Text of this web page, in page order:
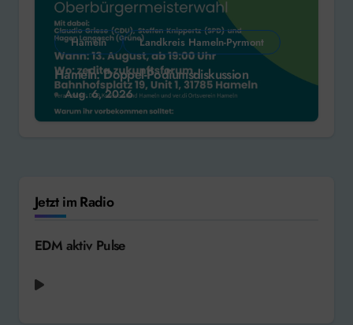
Hameln Landkreis Hameln-Pyrmont
Hameln: Doppel-Podiumsdiskussion
Aug. 6, 2026
Jetzt im Radio
EDM aktiv Pulse